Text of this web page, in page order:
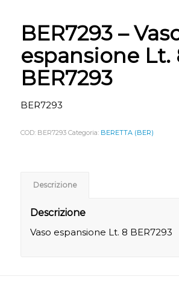
BER7293 –
espansione Lt.
BER7293
BER7293
COD: BER7293 Categoria: BERETTA (BER)
Descrizione
Descrizione
Vaso espansione Lt. 8 BER7293